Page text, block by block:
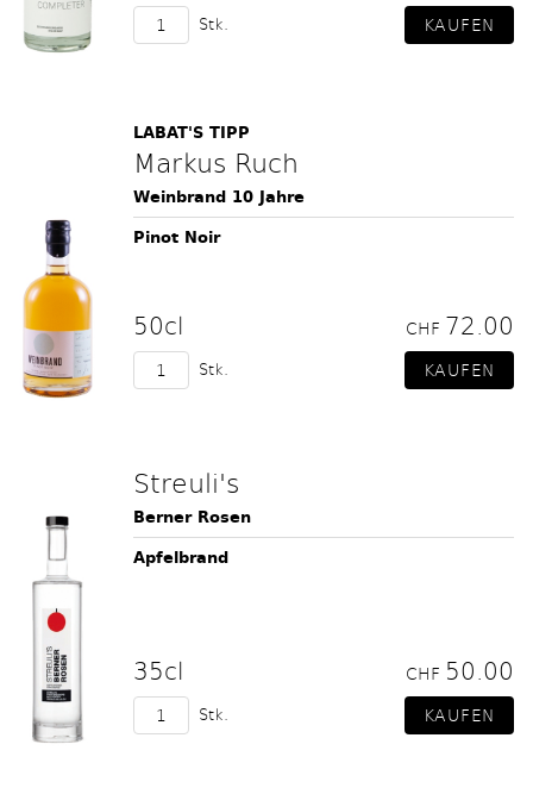
Stk.
LABAT'S TIPP
Markus Ruch
Weinbrand 10 Jahre
Pinot Noir
50cl CHF 72.00
Stk.
Streuli's
Berner Rosen
Apfelbrand
35cl CHF 50.00
Stk.